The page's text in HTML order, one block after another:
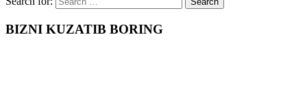
BIZNI KUZATIB BORING